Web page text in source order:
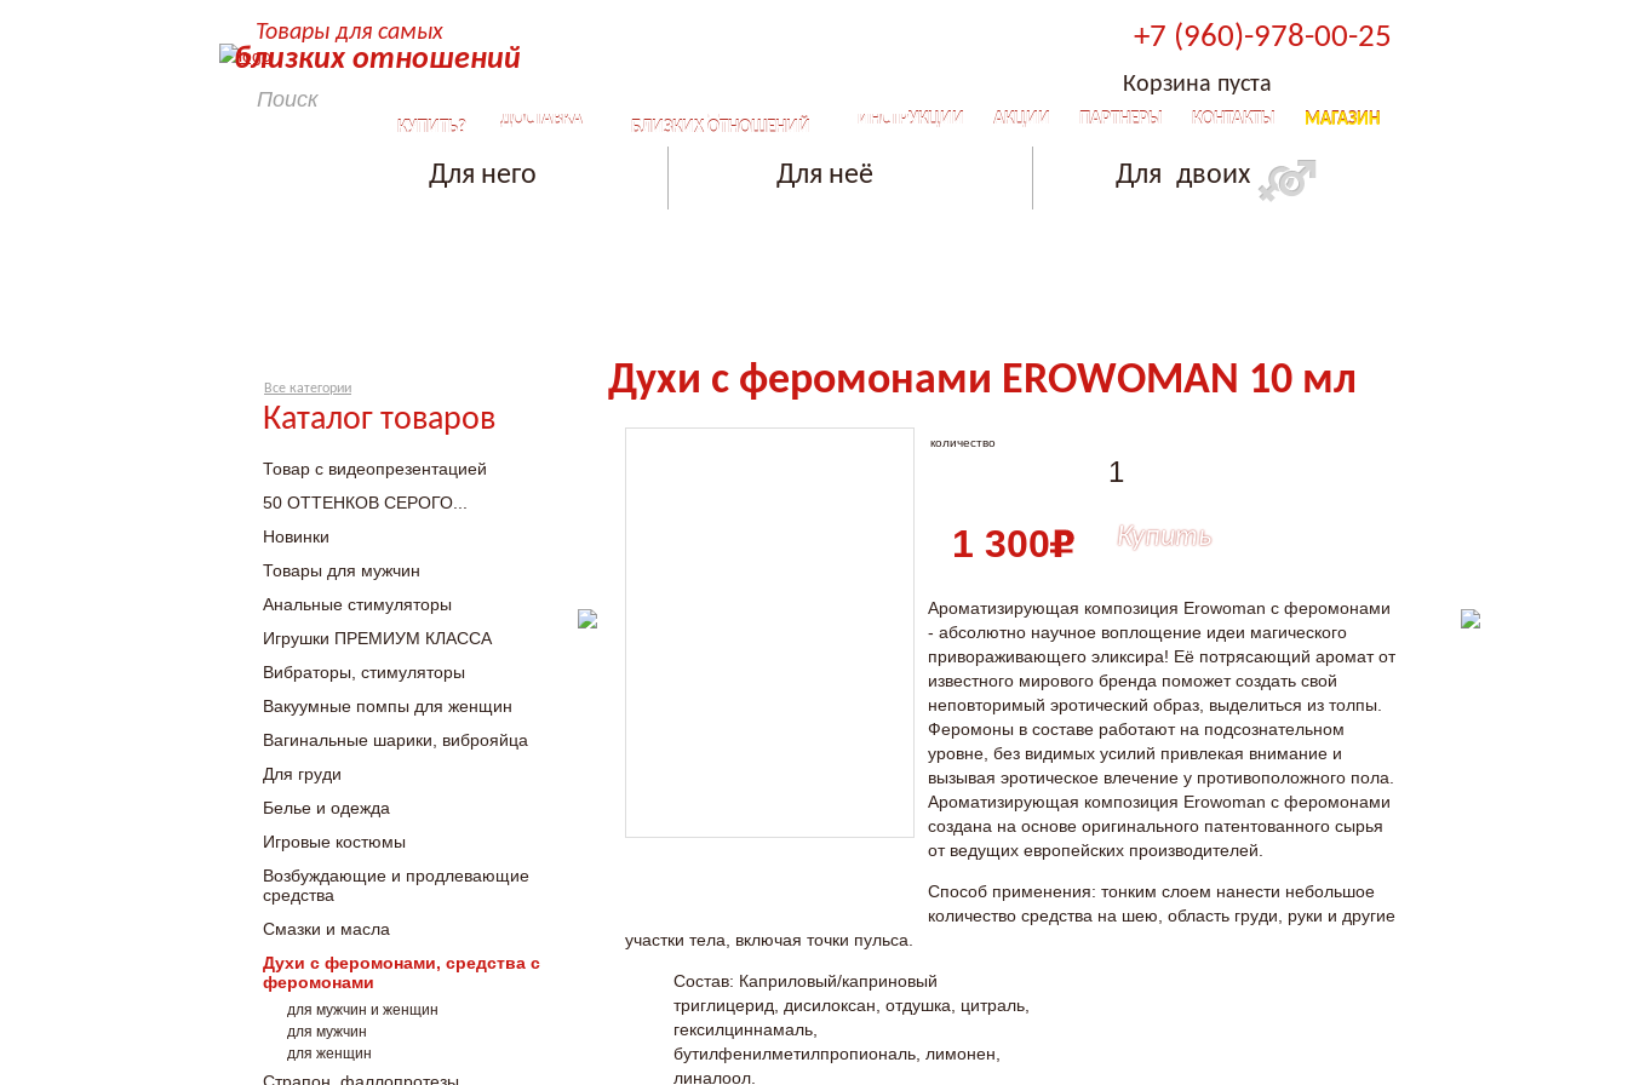
Товары для самых
близких отношений
+7 (960)-978-00-25
КУПИТЬ?
ДОСТАВКА
СЕКРЕТЫ ДЛЯ САМЫХ
БЛИЗКИХ ОТНОШЕНИЙ
ИНСТРУКЦИИ АКЦИИ ПАРТНЕРЫ КОНТАКТЫ МАГАЗИН
Для него Для неё Для двоих
Корзина пуста
Все категории
Каталог товаров
Товар с видеопрезентацией
50 ОТТЕНКОВ СЕРОГО...
Новинки
Товары для мужчин
Анальные стимуляторы
Игрушки ПРЕМИУМ КЛАССА
Вибраторы, стимуляторы
Вакуумные помпы для женщин
Вагинальные шарики, виброяйца
Для груди
Белье и одежда
Игровые костюмы
Возбуждающие и продлевающие
средства
Смазки и масла
Духи с феромонами, средства с
феромонами
для мужчин и женщин
для мужчин
для женщин
Духи с феромонами EROWOMAN 10 мл
количество
1 300 Купить
Ароматизирующая композиция Erowoman с феромонами
- абсолютно научное воплощение идеи магического
привораживающего эликсира! Её потрясающий аромат от
известного мирового бренда поможет создать свой
неповторимый эротический образ, выделиться из толпы.
Феромоны в составе работают на подсознательном
уровне, без видимых усилий привлекая внимание и
вызывая эротическое влечение у противоположного пола.
Ароматизирующая композиция Erowoman с феромонами
создана на основе оригинального патентованного сырья
от ведущих европейских производителей.
Способ применения: тонким слоем нанести небольшое
количество средства на шею, область груди, руки и другие
участки тела, включая точки пульса.
Состав: Каприловый/каприновый
триглицерид, дисилоксан, отдушка, цитраль,
гексилциннамаль,
бутилфенилметилпропиональ, лимонен,
линалоол.